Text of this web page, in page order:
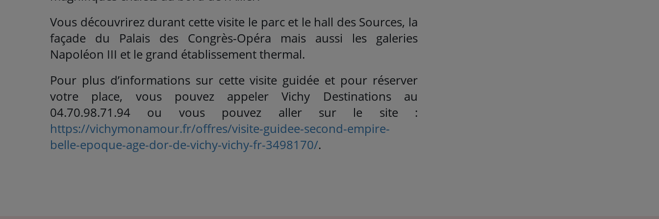
Vous découvrirez durant cette visite le parc et le hall des Sources, la
façade du Palais des Congrès-Opéra mais aussi les galeries
Napoléon III et le grand établissement thermal.
Pour plus d’informations sur cette visite guidée et pour réserver
votre place, vous pouvez appeler Vichy Destinations au
04.70.98.71.94 ou vous pouvez aller sur le site :
https://vichymonamour.fr/offres/visite-guidee-second-empire-
belle-epoque-age-dor-de-vichy-vichy-fr-3498170/.